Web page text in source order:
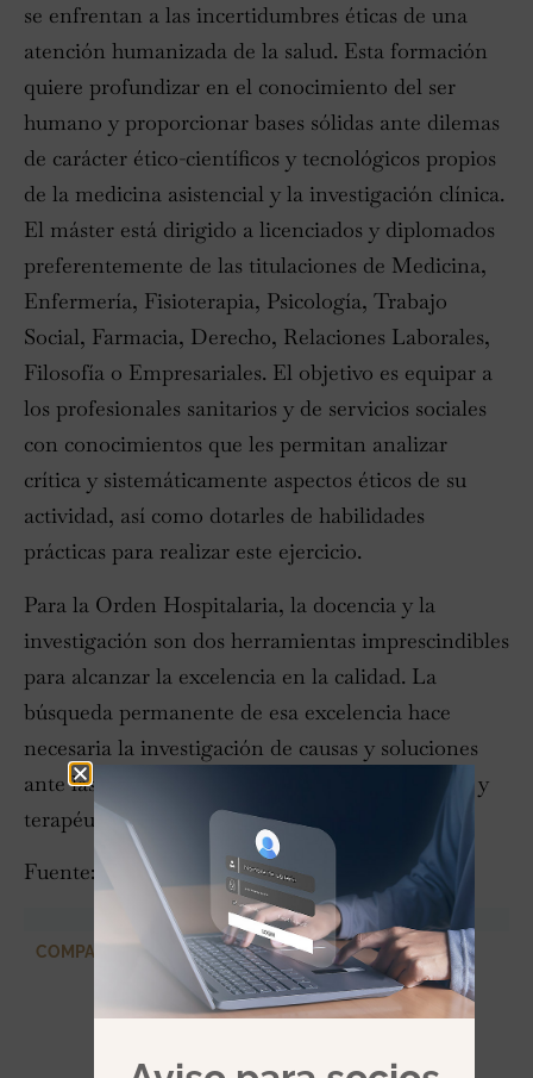
se enfrentan a las incertidumbres éticas de una
atención humanizada de la salud. Esta formación
quiere profundizar en el conocimiento del ser
humano y proporcionar bases sólidas ante dilemas
de carácter ético-científicos y tecnológicos propios
de la medicina asistencial y la investigación clínica.
El máster está dirigido a licenciados y diplomados
preferentemente de las titulaciones de Medicina,
Enfermería, Fisioterapia, Psicología, Trabajo
Social, Farmacia, Derecho, Relaciones Laborales,
Filosofía o Empresariales. El objetivo es equipar a
los profesionales sanitarios y de servicios sociales
con conocimientos que les permitan analizar
crítica y sistemáticamente aspectos éticos de su
actividad, así como dotarles de habilidades
prácticas para realizar este ejercicio.
Para la Orden Hospitalaria, la docencia y la
investigación son dos herramientas imprescindibles
para alcanzar la excelencia en la calidad. La
búsqueda permanente de esa excelencia hace
necesaria la investigación de causas y soluciones
ante las constantes incertidumbres diagnósticas y
terapéuticas.
Fuente:
Diario de Cádiz
COMPARTIR